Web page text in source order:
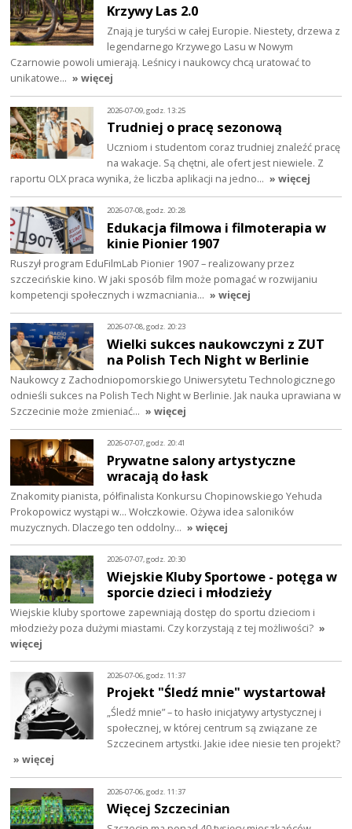
Krzywy Las 2.0
Znają je turyści w całej Europie. Niestety, drzewa z
legendarnego Krzywego Lasu w Nowym
Czarnowie powoli umierają. Leśnicy i naukowcy chcą uratować to
unikatowe… » więcej
2026-07-09, godz. 13:25
Trudniej o pracę sezonową
Uczniom i studentom coraz trudniej znaleźć pracę
na wakacje. Są chętni, ale ofert jest niewiele. Z
raportu OLX praca wynika, że liczba aplikacji na jedno… » więcej
2026-07-08, godz. 20:28
Edukacja filmowa i filmoterapia w
kinie Pionier 1907
Ruszył program EduFilmLab Pionier 1907 – realizowany przez
szczecińskie kino. W jaki sposób film może pomagać w rozwijaniu
kompetencji społecznych i wzmacniania… » więcej
2026-07-08, godz. 20:23
Wielki sukces naukowczyni z ZUT
na Polish Tech Night w Berlinie
Naukowcy z Zachodniopomorskiego Uniwersytetu Technologicznego
odnieśli sukces na Polish Tech Night w Berlinie. Jak nauka uprawiana w
Szczecinie może zmieniać… » więcej
2026-07-07, godz. 20:41
Prywatne salony artystyczne
wracają do łask
Znakomity pianista, półfinalista Konkursu Chopinowskiego Yehuda
Prokopowicz wystąpi w… Wołczkowie. Ożywa idea saloników
muzycznych. Dlaczego ten oddolny… » więcej
2026-07-07, godz. 20:30
Wiejskie Kluby Sportowe - potęga w
sporcie dzieci i młodzieży
Wiejskie kluby sportowe zapewniają dostęp do sportu dzieciom i
młodzieży poza dużymi miastami. Czy korzystają z tej możliwości? »
więcej
2026-07-06, godz. 11:37
Projekt "Śledź mnie" wystartował
„Śledź mnie” – to hasło inicjatywy artystycznej i
społecznej, w której centrum są związane ze
Szczecinem artystki. Jakie idee niesie ten projekt?
» więcej
2026-07-06, godz. 11:37
Więcej Szczecinian